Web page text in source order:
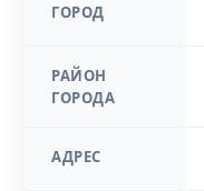
ГОРОД
РАЙОН
ГОРОДА
АДРЕС